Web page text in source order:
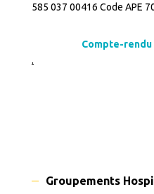
585 037 00416 Code APE
Compte-
.
Groupements